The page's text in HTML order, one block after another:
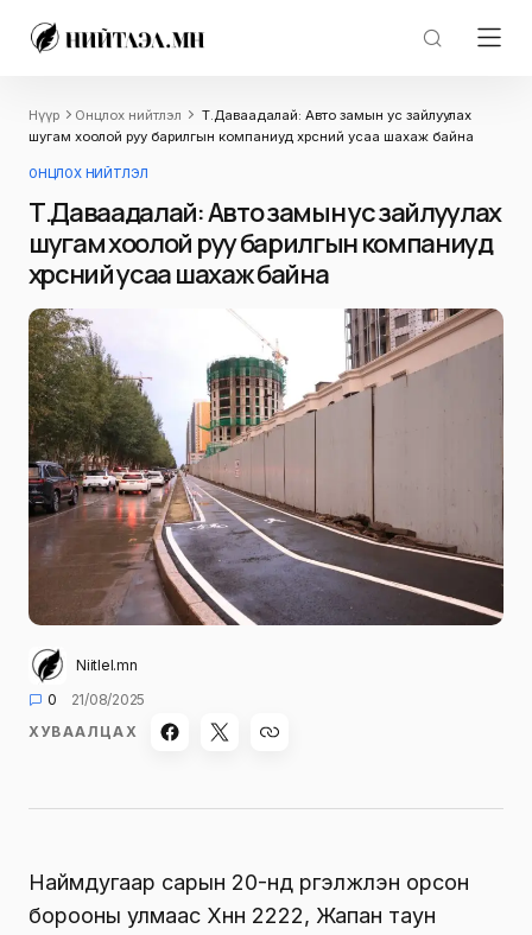
Нүүр Онцлох нийтлэл
Т.Даваадалай: Авто замын ус зайлуулах
шугам хоолой руу барилгын компаниуд хөрсний усаа шахаж байна
ОНЦЛОХ НИЙТЛЭЛ
Т.Даваадалай: Авто замын ус зайлуулах
шугам хоолой руу барилгын компаниуд
хөрсний усаа шахаж байна
Niitlel.mn
0
21/08/2025
ХУВААЛЦАХ
Наймдугаар сарын 20-нд үргэлжлэн орсон
борооны улмаас Хүннү 2222, Жапан таун